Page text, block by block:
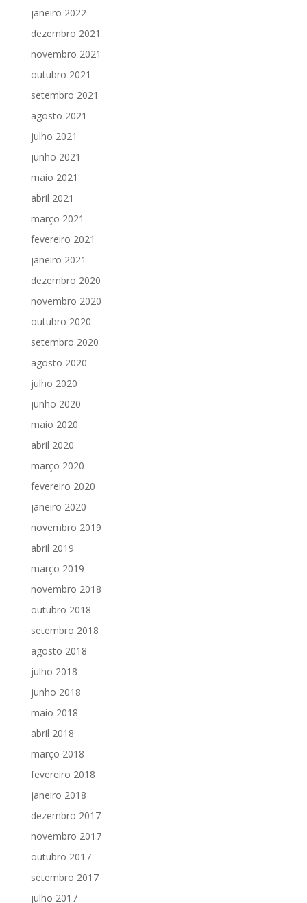
janeiro 2022
dezembro 2021
novembro 2021
outubro 2021
setembro 2021
agosto 2021
julho 2021
junho 2021
maio 2021
abril 2021
março 2021
fevereiro 2021
janeiro 2021
dezembro 2020
novembro 2020
outubro 2020
setembro 2020
agosto 2020
julho 2020
junho 2020
maio 2020
abril 2020
março 2020
fevereiro 2020
janeiro 2020
novembro 2019
abril 2019
março 2019
novembro 2018
outubro 2018
setembro 2018
agosto 2018
julho 2018
junho 2018
maio 2018
abril 2018
março 2018
fevereiro 2018
janeiro 2018
dezembro 2017
novembro 2017
outubro 2017
setembro 2017
julho 2017